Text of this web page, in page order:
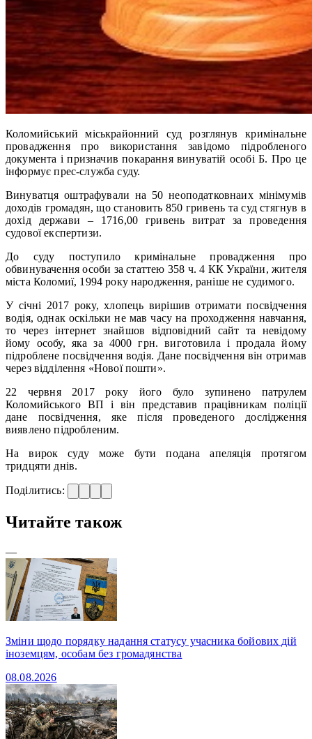
Коломийський міськрайонний суд розглянув кримінальне
провадження про використання завідомо підробленого
документа і призначив покарання винуватій особі Б. Про це
інформує прес-служба суду.
Винуватця оштрафували на 50 неоподатковнаих мінімумів
доходів громадян, що становить 850 гривень та суд стягнув в
дохід держави – 1716,00 гривень витрат за проведення
судової експертизи.
До суду поступило кримінальне провадження про
обвинувачення особи за статтею 358 ч. 4 КК України, жителя
міста Коломиї, 1994 року народження, раніше не судимого.
У січні 2017 року, хлопець вирішив отримати посвідчення
водія, однак оскільки не мав часу на проходження навчання,
то через інтернет знайшов відповідний сайт та невідому
йому особу, яка за 4000 грн. виготовила і продала йому
підроблене посвідчення водія. Дане посвідчення він отримав
через відділення «Нової пошти».
22 червня 2017 року його було зупинено патрулем
Коломийського ВП і він представив працівникам поліції
дане посвідчення, яке після проведеного дослідження
виявлено підробленим.
На вирок суду може бути подана апеляція протягом
тридцяти днів.
Поділитись:
Читайте також
—
Зміни щодо порядку надання статусу учасника бойових дій
іноземцям, особам без громадянства
08.08.2026